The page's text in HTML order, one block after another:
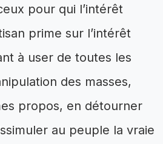
pour qui l’intérêt
prime sur l’intérêt
à user de toutes les
des masses,
propos, en détourner
au peuple la vraie